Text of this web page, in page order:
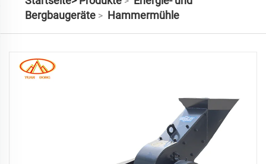
Bergbaugeräte> Hammermühle